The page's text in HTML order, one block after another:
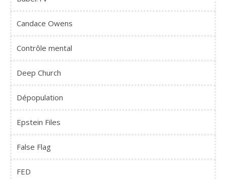
Candace Owens
Contrôle mental
Deep Church
Dépopulation
Epstein Files
False Flag
FED